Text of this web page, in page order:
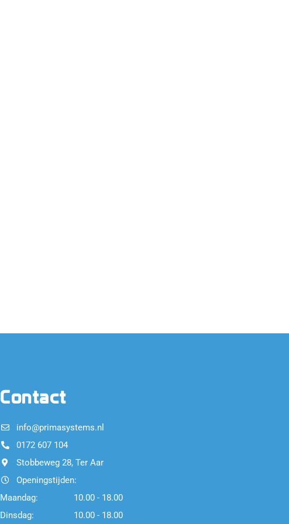
Contact
info@primasystems.nl
0172 607 104
Stobbeweg 28, Ter Aar
Openingstijden:
Maandag:
10.00 - 18.00
Dinsdag:
10.00 - 18.00